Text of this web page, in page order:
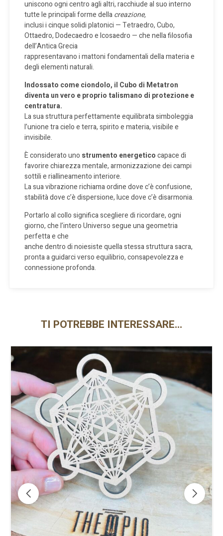
uniscono ogni centro agli altri, racchiude al suo interno
tutte le principali forme dellacreazione,
inclusi i cinque solidi platonici —Tetraedro,Cubo,
Ottaedro,DodecaedroeIcosaedro — che nella filosofia
dell’Antica Grecia
rappresentavano i mattoni fondamentali della materia e
degli elementi naturali.
Indossato come ciondolo, il Cubo di Metatron
diventa un vero e proprio talismano di protezione e
centratura.
La sua struttura perfettamente equilibrata simboleggia
l’unione tra cielo e terra, spirito e materia, visibile e
invisibile.
È considerato uno strumento energeticocapace di
favorire chiarezza mentale, armonizzazione dei campi
sottili e riallineamento interiore.
La sua vibrazione richiama ordine dove c’è confusione,
stabilità dove c’è dispersione, luce dove c’è disarmonia.
Portarlo al collo significa scegliere di ricordare, ogni
giorno, che l’intero Universo segue una geometria
perfetta e che
anche dentro di noiesiste quella stessa struttura sacra,
pronta a guidarci verso equilibrio, consapevolezza e
connessione profonda.
TI POTREBBE INTERESSARE…